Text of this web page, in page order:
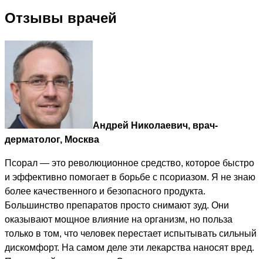
Отзывы врачей
Андрей Николаевич, врач-
дерматолог, Москва
Псорал — это революционное средство, которое быстро
и эффективно помогает в борьбе с псориазом. Я не знаю
более качественного и безопасного продукта.
Большинство препаратов просто снимают зуд. Они
оказывают мощное влияние на организм, но польза
только в том, что человек перестает испытывать сильный
дискомфорт. На самом деле эти лекарства наносят вред.